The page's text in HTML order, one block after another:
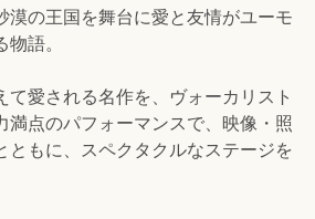
漠の王国を舞台に愛と友情がユーモ
語。
て愛される名作を、ヴォーカリスト
満点のパフォーマンスで、映像・照
ともに、スペクタクルなステージを